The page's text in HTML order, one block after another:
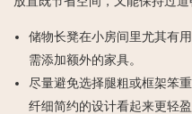
储物长凳在小房间里尤其有
需添加额外的家具。
尽量避免选择腿粗或框架笨
纤细简约的设计看起来更轻盈